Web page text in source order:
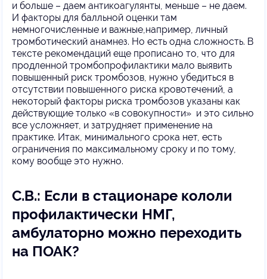
и больше – даем антикоагулянты, меньше – не даем.
И факторы для балльной оценки там
немногочисленные и важные,например, личный
тромботический анамнез. Но есть одна сложность. В
тексте рекомендаций еще прописано то, что для
продленной тромбопрофилактики мало выявить
повышенный риск тромбозов, нужно убедиться в
отсутствии повышенного риска кровотечений, а
некоторый факторы риска тромбозов указаны как
действующие только «в совокупности» и это сильно
все усложняет, и затрудняет применение на
практике. Итак, минимального срока нет, есть
ограничения по максимальному сроку и по тому,
кому вообще это нужно.
С.В.: Если в стационаре кололи
профилактически НМГ,
амбулаторно можно переходить
на ПОАК?